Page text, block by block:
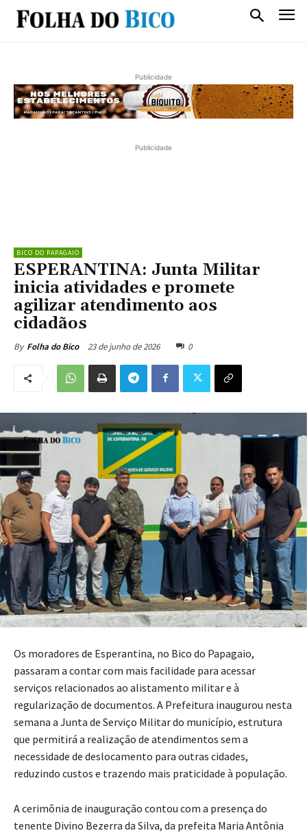
Publicidade
Publicidade
BICO DO PAPAGAIO
ESPERANTINA: Junta Militar
inicia atividades e promete
agilizar atendimento aos
cidadãos
By Folha do Bico 23 de junho de 2026 0
Os moradores de Esperantina, no Bico do Papagaio,
passaram a contar com mais facilidade para acessar
serviços relacionados ao alistamento militar e à
regularização de documentos. A Prefeitura inaugurou nesta
semana a Junta de Serviço Militar do município, estrutura
que permitirá a realização de atendimentos sem a
necessidade de deslocamento para outras cidades,
reduzindo custos e trazendo mais praticidade à população.
A cerimônia de inauguração contou com a presença do
tenente Divino Bezerra da Silva, da prefeita Maria Antônia